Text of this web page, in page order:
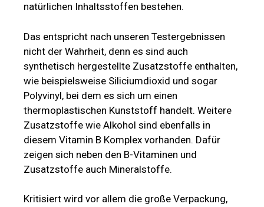
natürlichen Inhaltsstoffen bestehen.
Das entspricht nach unseren Testergebnissen
nicht der Wahrheit, denn es sind auch
synthetisch hergestellte Zusatzstoffe enthalten,
wie beispielsweise Siliciumdioxid und sogar
Polyvinyl, bei dem es sich um einen
thermoplastischen Kunststoff handelt. Weitere
Zusatzstoffe wie Alkohol sind ebenfalls in
diesem Vitamin B Komplex vorhanden. Dafür
zeigen sich neben den B-Vitaminen und
Zusatzstoffe auch Mineralstoffe.
Kritisiert wird vor allem die große Verpackung,